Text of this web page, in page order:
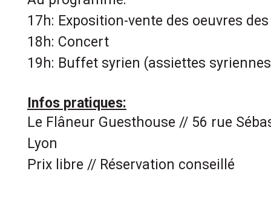
17h: Exposition-vente des oeuvres
18h: Concert
19h: Buffet syrien (assiettes
Infos pratiques:
Le Flâneur Guesthouse // 56 rue
Lyon
Prix libre // Réservation conseillé